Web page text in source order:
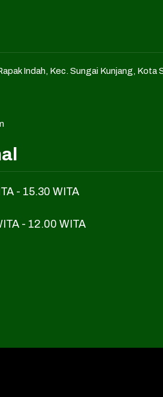
Indah, Kec. Sungai Kunjang, Kota
- 15.30 WITA
- 12.00 WITA